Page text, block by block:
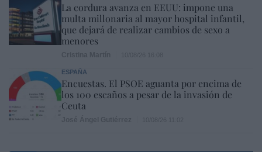
La cordura avanza en EEUU: impone una
multa millonaria al mayor hospital infantil,
que dejará de realizar cambios de sexo a
menores
ESPAÑA
Encuestas. El PSOE aguanta por encima de
los 100 escaños a pesar de la invasión de
Ceuta